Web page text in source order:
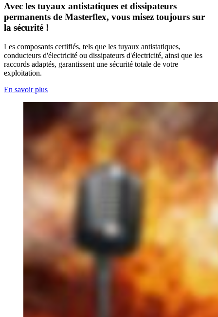
Avec les tuyaux antistatiques et dissipateurs
permanents de Masterflex, vous misez toujours sur
la sécurité !
Les composants certifiés, tels que les tuyaux antistatiques,
conducteurs d'électricité ou dissipateurs d'électricité, ainsi que les
raccords adaptés, garantissent une sécurité totale de votre
exploitation.
En savoir plus